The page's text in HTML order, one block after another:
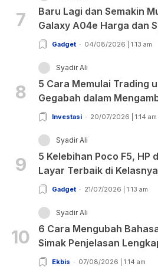
7
Baru Lagi dan Semakin
Galaxy A04e Harga dan
Gadget 04/08/2026 | 1:13 am
8
Syadir Ali
5 Cara Memulai Trading
Gegabah dalam
Investasi 20/07/2026 | 1:14 am
9
Syadir Ali
5 Kelebihan Poco F5, HP
Layar Terbaik di
Gadget 21/07/2026 | 1:13 am
10
Syadir Ali
6 Cara Mengubah
Simak Penjelasan
Ekbis 07/08/2026 | 1:14 am